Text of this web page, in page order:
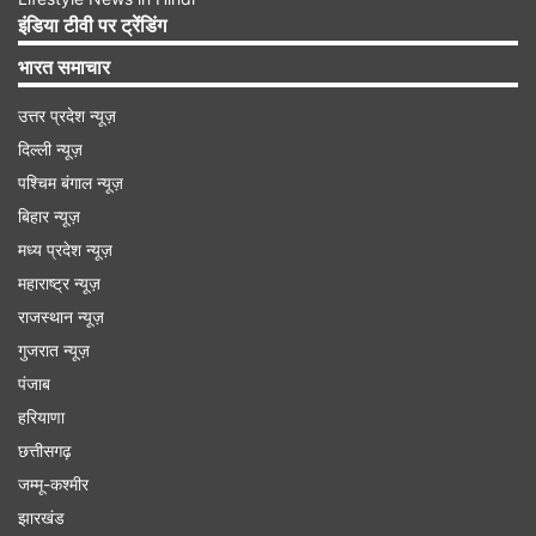
Advertisement
इंडिया टीवी पर ट्रेंडिंग
भारत समाचार
उत्तर प्रदेश न्यूज़
दिल्ली न्यूज़
पश्चिम बंगाल न्यूज़
बिहार न्यूज़
मध्य प्रदेश न्यूज़
महाराष्ट्र न्यूज़
राजस्थान न्यूज़
गुजरात न्यूज़
पंजाब
हरियाणा
छत्तीसगढ़
जम्मू-कश्मीर
झारखंड